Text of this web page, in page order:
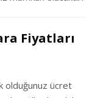
Fiyatları
olduğunuz ücret